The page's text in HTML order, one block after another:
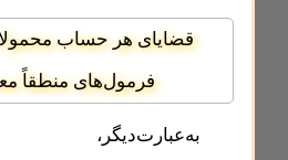
قضایای هر حساب
فرمول‌های منطقاً
به‌عبارت‌دیگر،